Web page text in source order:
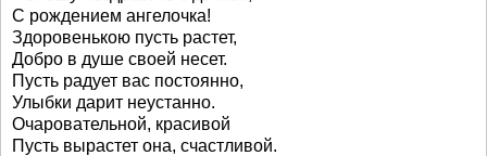
С рождением ангелочка!
Здоровенькою пусть растет,
Добро в душе своей несет.
Пусть радует вас постоянно,
Улыбки дарит неустанно.
Очаровательной, красивой
Пусть вырастет она, счастливой.